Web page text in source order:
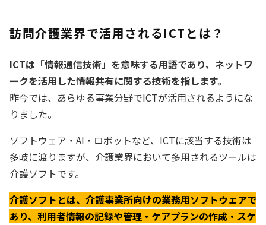
訪問介護業界で活用されるICTとは？
ICTは「情報通信技術」を意味する用語であり、ネットワ
ークを活用した情報共有に関する技術を指します。
昨今では、あらゆる事業分野でICTが活用されるようにな
りました。
ソフトウェア・AI・ロボットなど、ICTに該当する技術は
多岐に渡りますが、介護業界において多用されるツールは
介護ソフトです。
介護ソフトとは、介護事業所向けの業務用ソフトウェアで
あり、利用者情報の記録や管理・ケアプランの作成・スケ